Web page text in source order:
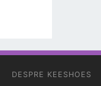
DESPRE KEESHOES